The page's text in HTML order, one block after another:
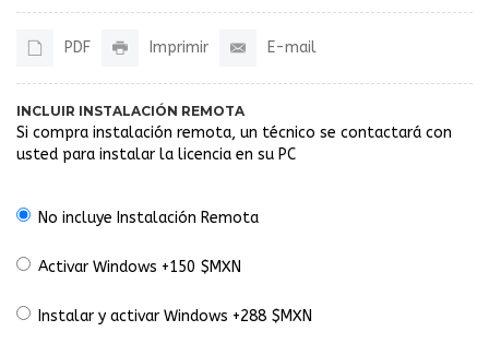
PDF Imprimir E-mail
INCLUIR INSTALACIÓN REMOTA
Si compra instalación remota, un técnico se contactará con
usted para instalar la licencia en su PC
No incluye Instalación Remota
Activar Windows +150 $MXN
Instalar y activar Windows +288 $MXN